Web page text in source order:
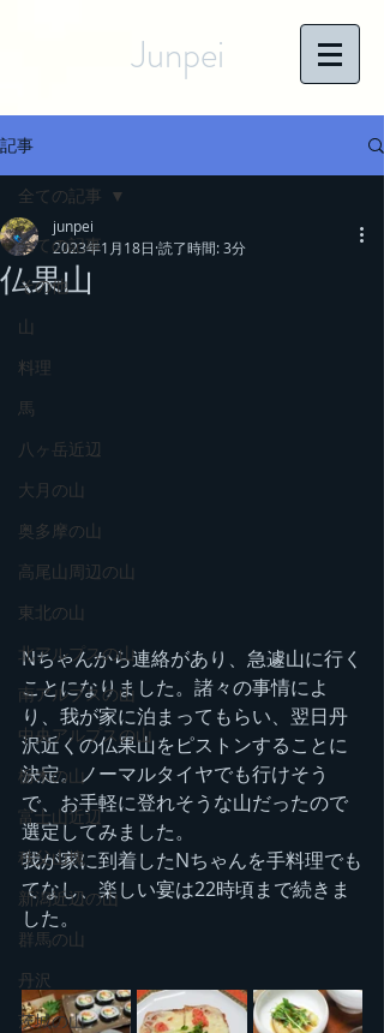
Junpei
記事
全ての記事
その他
山
料理
馬
八ヶ岳近辺
大月の山
奥多摩の山
高尾山周辺の山
東北の山
北アルプスの山
南アルプスの山
中央アルプスの山
栃木の山
富士山近辺
秩父山塊
新潟近辺の山
群馬の山
丹沢
茨城の山
全ての記事
仏果山
junpei
2023年1月18日 読了時間: 3分
Nちゃんから連絡があり、急遽山に行く
ことになりました。諸々の事情によ
り、我が家に泊まってもらい、翌日丹
沢近くの仏果山をピストンすることに
決定。ノーマルタイヤでも行けそう
で、お手軽に登れそうな山だったので
選定してみました。
我が家に到着したNちゃんを手料理でも
てなし、楽しい宴は22時頃まで続きま
した。